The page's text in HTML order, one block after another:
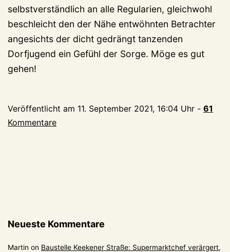
selbstverständlich an alle Regularien, gleichwohl
beschleicht den der Nähe entwöhnten Betrachter
angesichts der dicht gedrängt tanzenden
Dorfjugend ein Gefühl der Sorge. Möge es gut
gehen!
Veröffentlicht am 11. September 2021, 16:04 Uhr - 61
Kommentare
Neueste Kommentare
Martin on Baustelle Keekener Straße: Supermarktchef verärgert,